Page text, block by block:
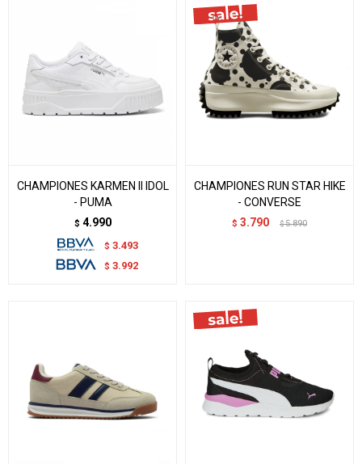
CHAMPIONES KARMEN II IDOL
- PUMA
$ 4.990
$ 3.493
$ 3.992
CHAMPIONES RUN STAR HIKE
- CONVERSE
$ 3.790 $ 5.890